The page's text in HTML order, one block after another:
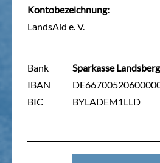
Kontobezeichnung:
LandsAid e. V.
Bank
IBAN
BIC
Sparkasse
BYLADEM1LLD